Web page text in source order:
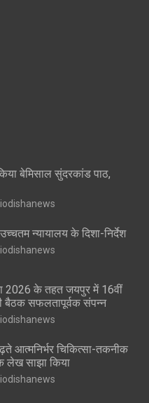
बेमिसाल सुंदरकांड पाठ,
न्यायालय के दिशा-निर्देश
2026 के तहत जयपुर में 16वीं
बैठक सफलतापूर्वक संपन्न
आत्मनिर्भर चिकित्सा-तकनीक
लेख साझा किया